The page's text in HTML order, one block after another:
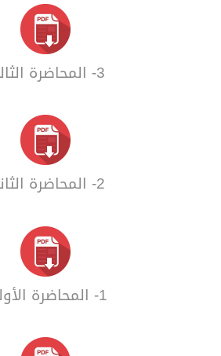
3- المحاضرة الثالثة
2- المحاضرة الثانية
1- المحاضرة الأولى